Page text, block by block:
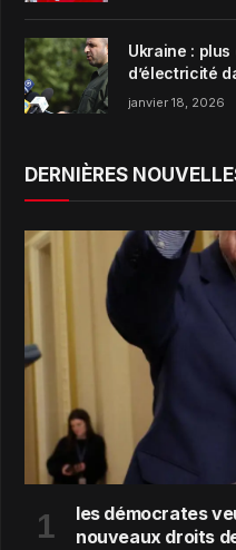
Ukraine :
d’électricité
janvier 18, 2026
DERNIÈRES
les démocrates
nouveaux droits